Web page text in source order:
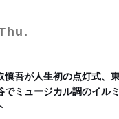
慎吾が人生初の点灯式、
でミュージカル調のイル